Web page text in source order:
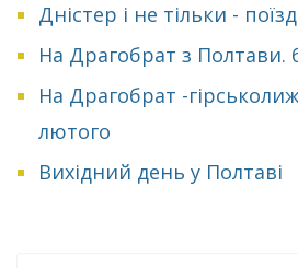
Дністер і не тільки -
На Драгобрат з Полтави.
На Драгобрат -
лютого
Вихідний день у Полтаві